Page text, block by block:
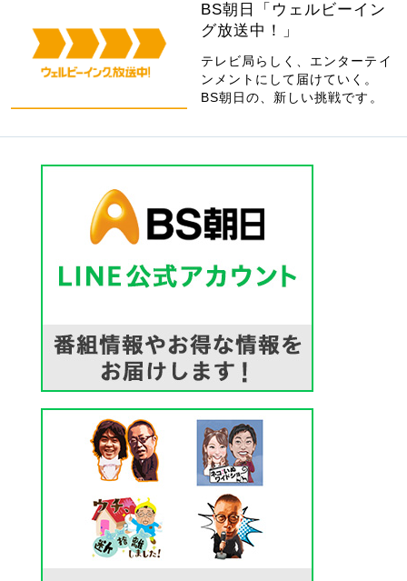
BS朝日「ウェルビーイン
グ放送中！」
テレビ局らしく、エンターテイ
ンメントにして届けていく。
BS朝日の、新しい挑戦です。